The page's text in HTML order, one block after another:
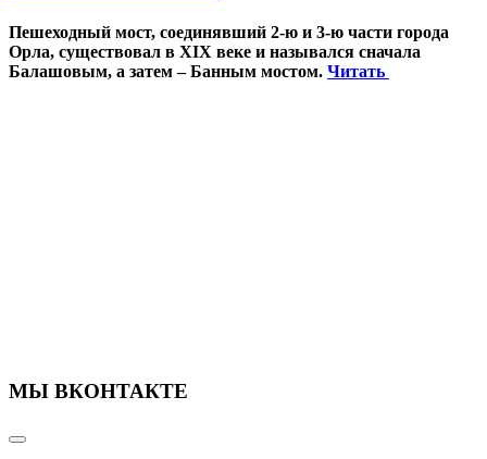
Пешеходный мост, соединявший 2-ю и 3-ю части города
Орла, существовал в XIX веке и назывался сначала
Балашовым, а затем – Банным мостом. Читать
МЫ ВКОНТАКТЕ